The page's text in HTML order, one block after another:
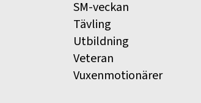
SM-veckan
Tävling
Utbildning
Veteran
Vuxenmotionärer